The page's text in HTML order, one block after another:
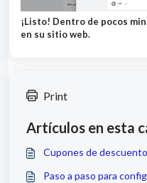
¡Listo! Dentro de pocos
en su sitio web.
Print
Artículos en esta
Cupones de descuento
Paso a paso para